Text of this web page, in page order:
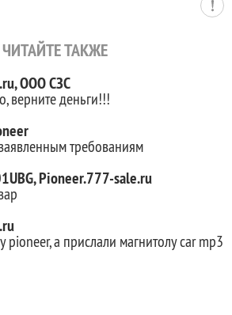
ЧИТАЙТЕ ТАКЖЕ
ООО СЗС
верните деньги!!!
требованиям
Pioneer.777-sale.ru
pioneer, а прислали магнитолу car mp3